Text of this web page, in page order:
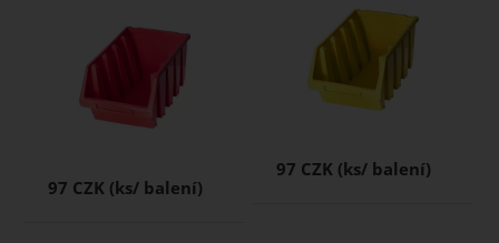
97 CZK
97 CZK